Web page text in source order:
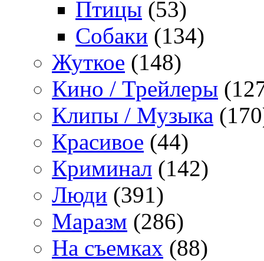
Птицы (53)
Собаки (134)
Жуткое (148)
Кино / Трейлеры
Клипы / Музыка
Красивое (44)
Криминал (142)
Люди (391)
Маразм (286)
На съемках (88)